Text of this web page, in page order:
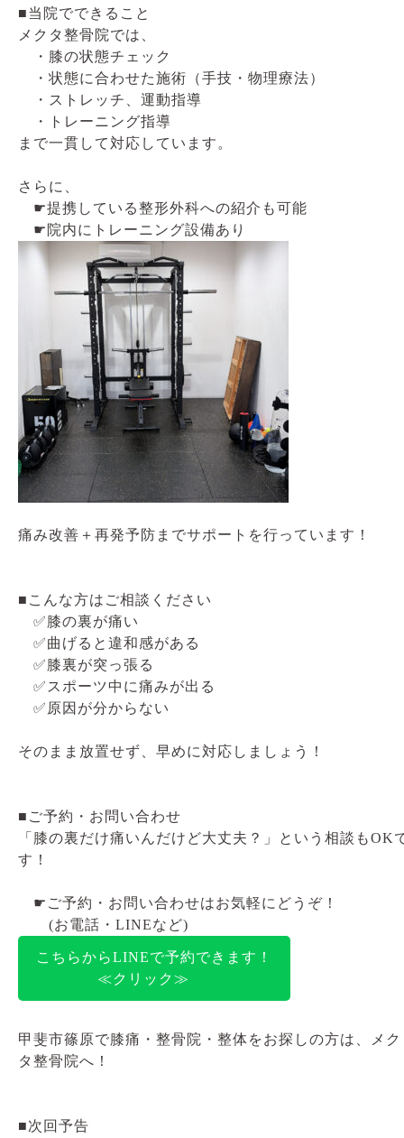
■当院でできること
メクタ整骨院では、
・膝の状態チェック
・状態に合わせた施術（手技・物理療法）
・ストレッチ、運動指導
・トレーニング指導
まで一貫して対応しています。
さらに、
☛提携している整形外科への紹介も可能
☛院内にトレーニング設備あり
痛み改善＋再発予防までサポートを行っています！
■こんな方はご相談ください
✅膝の裏が痛い
✅曲げると違和感がある
✅膝裏が突っ張る
✅スポーツ中に痛みが出る
✅原因が分からない
そのまま放置せず、早めに対応しましょう！
■ご予約・お問い合わせ
「膝の裏だけ痛いんだけど大丈夫？」という相談もOK
す！
☛ご予約・お問い合わせはお気軽にどうぞ！
(お電話・LINEなど)
こちらからLINEで予約できます！
≪クリック≫
甲斐市篠原で膝痛・整骨院・整体をお探しの方は、メク
タ整骨院へ！
■次回予告